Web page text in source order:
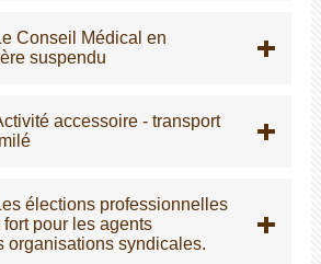
Conseil Médical en
suspendu
accessoire - transport
élections professionnelles
pour les agents
organisations syndicales.